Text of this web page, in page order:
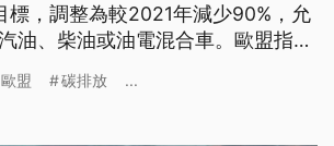
標，調整為較2021年減少90%，允
油、柴油或油電混合車。歐盟指
駕駛車輛的科技。
歐盟 碳排放 ...